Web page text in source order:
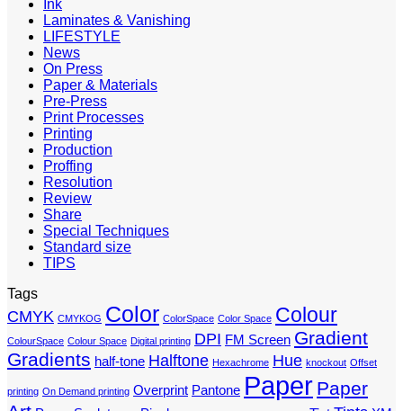
Ink
Laminates & Vanishing
LIFESTYLE
News
On Press
Paper & Materials
Pre-Press
Print Processes
Printing
Production
Proffing
Resolution
Review
Share
Special Techniques
Standard size
TIPS
Tags
CMYK CMYKOG Color ColorSpace Color Space Colour
ColourSpace Colour Space Digital printing DPI FM Screen Gradient
Gradients half-tone Halftone Hexachrome Hue knockout Offset
printing On Demand printing Overprint Pantone Paper Paper